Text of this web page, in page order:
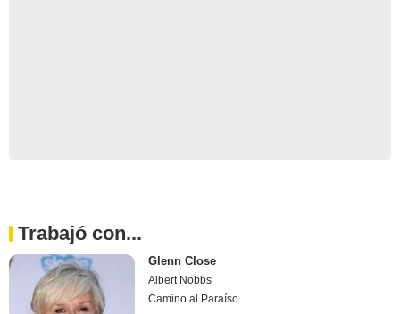
Trabajó con...
Glenn Close
Albert Nobbs
Camino al Paraíso